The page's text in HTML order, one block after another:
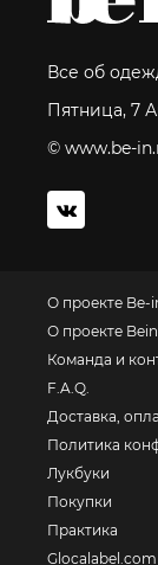
Все об
Пятница, 7
© www.be-
О проекте Be-
О проекте
Команда и
F.A.Q.
Доставка,
Политика
Лукбуки
Покупки
Практика
Glocalabel.com